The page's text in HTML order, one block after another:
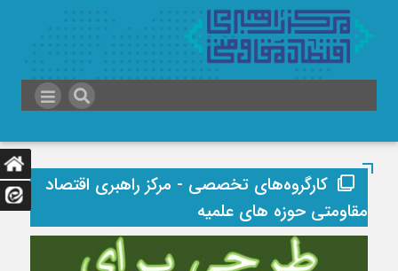
کارگروه‌های تخصصی - مرکز راهبری اقتصاد
مقاومتی حوزه های علمیه